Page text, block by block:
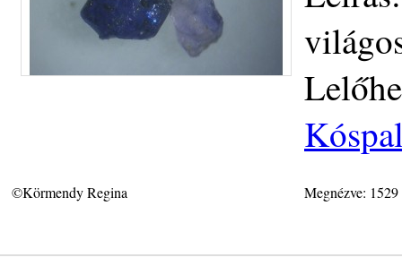
©Körmendy Regina Megnézve: